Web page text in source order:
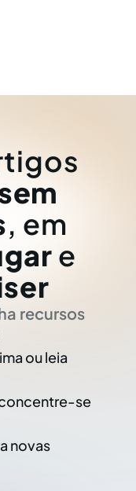
, em
e
recursos
ou leia
se
novas